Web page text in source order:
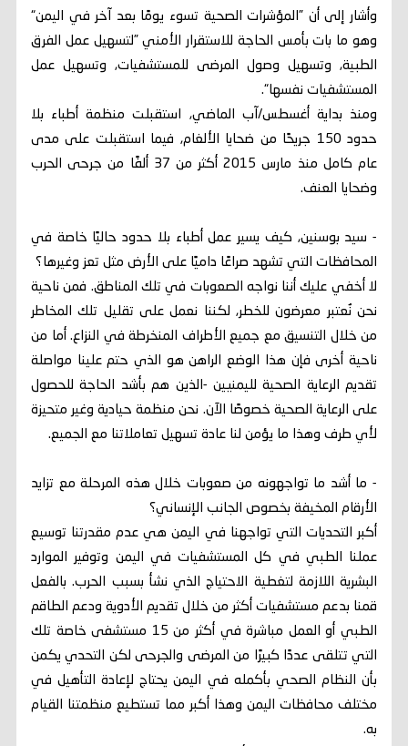
وأشار إلى أن ”المؤشرات الصحية تسوء يومًا بعد آخر في اليمن“
وهو ما بات بأمس الحاجة للاستقرار الأمني ”لتسهيل عمل الفرق
الطبية, وتسهيل وصول المرضى للمستشفيات, وتسهيل عمل
المستشفيات نفسها“.
ومنذ بداية أغسطس/آب الماضي, استقبلت منظمة أطباء بلا
حدود 150 جريحًا من ضحايا الألغام, فيما استقبلت على مدى
عام كامل منذ مارس 2015 أكثر من 37 ألفًا من جرحى الحرب
وضحايا العنف.
- سيد بوسنين, كيف يسير عمل أطباء بلا حدود حاليًا خاصة في
المحافظات التي تشهد صراعًا داميًا على الأرض مثل تعز وغيرها؟
لا أخفي عليك أننا نواجه الصعوبات في تلك المناطق. فمن ناحية
نحن نُعتبر معرضون للخطر, لكننا نعمل على تقليل تلك المخاطر
من خلال التنسيق مع جميع الأطراف المنخرطة في النزاع. أما من
ناحية أخرى فإن هذا الوضع الراهن هو الذي حتم علينا مواصلة
تقديم الرعاية الصحية لليمنيين -الذين هم بأشد الحاجة للحصول
على الرعاية الصحية خصوصًا الآن. نحن منظمة حيادية وغير متحيزة
لأي طرف وهذا ما يؤمن لنا عادة تسهيل تعاملاتنا مع الجميع.
- ما أشد ما تواجهونه من صعوبات خلال هذه المرحلة مع تزايد
الأرقام المخيفة بخصوص الجانب الإنساني؟
أكبر التحديات التي تواجهنا في اليمن هي عدم مقدرتنا توسيع
عملنا الطبي في كل المستشفيات في اليمن وتوفير الموارد
البشرية اللازمة لتغطية الاحتياج الذي نشأ بسبب الحرب. بالفعل
قمنا بدعم مستشفيات أكثر من خلال تقديم الأدوية ودعم الطاقم
الطبي أو العمل مباشرة في أكثر من 15 مستشفى خاصة تلك
التي تتلقى عددًا كبيرًا من المرضى والجرحى لكن التحدي يكمن
بأن النظام الصحي بأكمله في اليمن يحتاج لإعادة التأهيل في
مختلف محافظات اليمن وهذا أكبر مما تستطيع منظمتنا القيام
به.